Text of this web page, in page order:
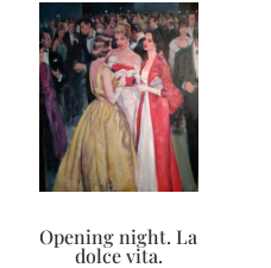
Opening night. La
dolce vita.